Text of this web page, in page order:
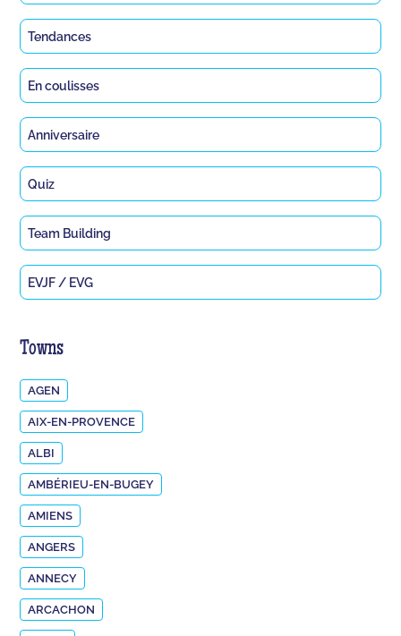
Tendances
En coulisses
Anniversaire
Quiz
Team Building
EVJF / EVG
Towns
AGEN
AIX-EN-PROVENCE
ALBI
AMBÉRIEU-EN-BUGEY
AMIENS
ANGERS
ANNECY
ARCACHON